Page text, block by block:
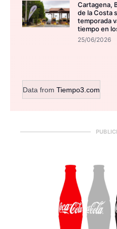
Cartagena,
de la Costa
temporada
tiempo en
25/06/2026
Data from Tiempo3.com